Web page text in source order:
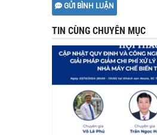
GỬI BÌNH LUẬN
TIN CÙNG CHUYÊN MỤC